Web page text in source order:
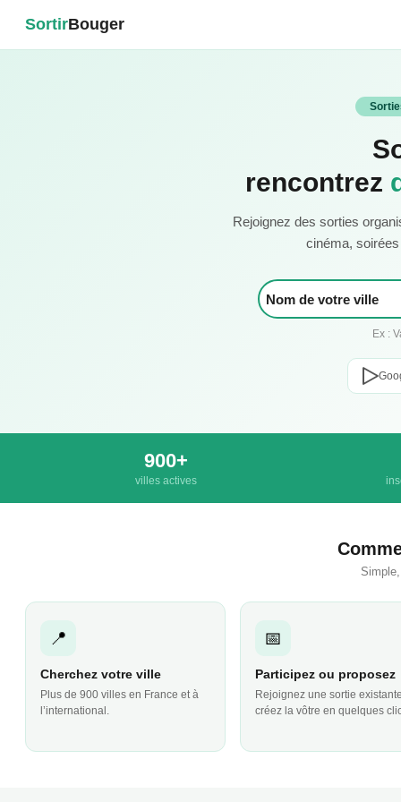
SortirBouger
rencontrez
Rejoignez des sorties
cinéma,
Ex :
900+
villes actives
📍
Cherchez votre ville
Plus de 900 villes en France et à
l’international.
📅
Participez ou proposez
Rejoignez une sortie
créez la vôtre en quelques